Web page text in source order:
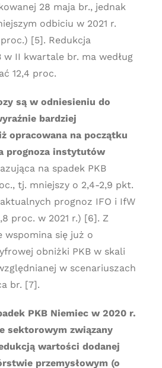
28 maja br., jednak
odbiciu w 2021 r.
[5]. Redukcja
w II kwartale br. ma według
12,4 proc.
są w odniesieniu do
bardziej
opracowana na początku
prognoza instytutów
na spadek PKB
tj. mniejszy o 2,4-2,9 pkt.
prognoz IFO i IfW
proc. w 2021 r.) [6]. Z
wspomina się już o
obniżki PKB w skali
w scenariuszach
br. [7].
PKB Niemiec w 2020 r.
sektorowym związany
wartości dodanej
przemysłowym (o